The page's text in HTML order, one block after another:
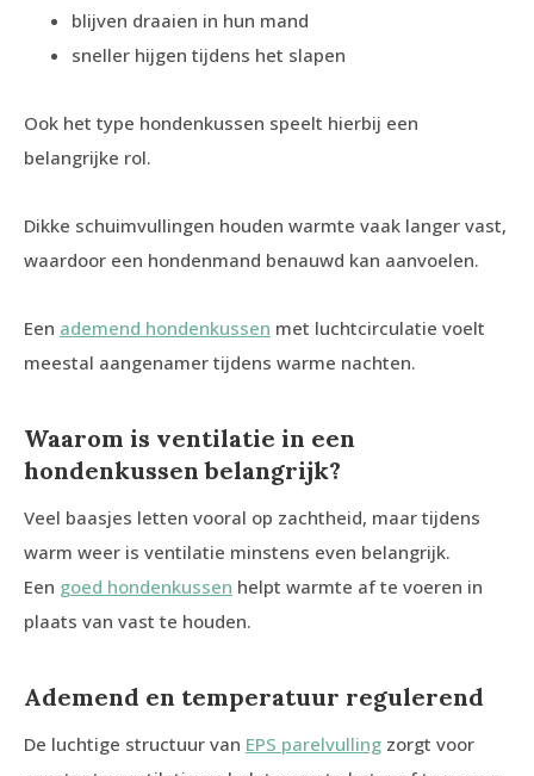
blijven draaien in hun mand
sneller hijgen tijdens het slapen
Ook het type hondenkussen speelt hierbij een
belangrijke rol.
Dikke schuimvullingen houden warmte vaak langer vast,
waardoor een hondenmand benauwd kan aanvoelen.
Een ademend hondenkussen met luchtcirculatie voelt
meestal aangenamer tijdens warme nachten.
Waarom is ventilatie in een
hondenkussen belangrijk?
Veel baasjes letten vooral op zachtheid, maar tijdens
warm weer is ventilatie minstens even belangrijk.
Een goed hondenkussen helpt warmte af te voeren in
plaats van vast te houden.
Ademend en temperatuur regulerend
De luchtige structuur van EPS parelvulling zorgt voor